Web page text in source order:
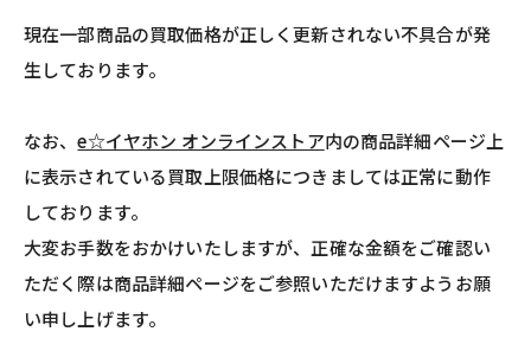
現在一部商品の買取価格が正しく更新されない不具合が発
生しております。
なお、e☆イヤホン オンラインストア内の商品詳細ページ上
に表示されている買取上限価格につきましては正常に動作
しております。
大変お手数をおかけいたしますが、正確な金額をご確認い
ただく際は商品詳細ページをご参照いただけますようお願
い申し上げます。